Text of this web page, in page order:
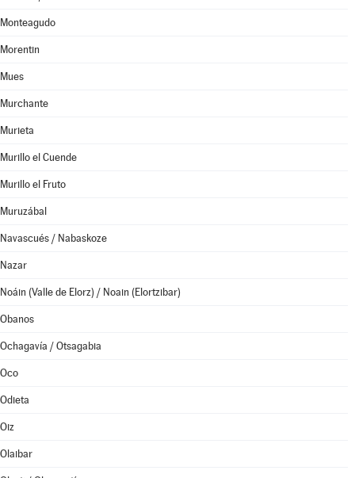
Monteagudo
Morentin
Mues
Murchante
Murieta
Murillo el Cuende
Murillo el Fruto
Muruzábal
Navascués / Nabaskoze
Nazar
Noáin (Valle de Elorz) / Noain (Elortzibar)
Obanos
Ochagavía / Otsagabia
Oco
Odieta
Oiz
Olaibar